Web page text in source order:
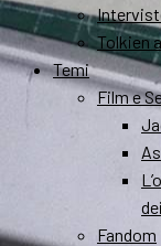
Tolkien
Temi
Film e
Fandom